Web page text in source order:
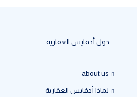
حول أدفايس العقارية
about us
لماذا أدفايس العقارية